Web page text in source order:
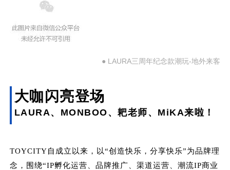
● LAURA三周年纪念款潮玩-地外来客
大咖闪亮登场
LAURA、MONBOO、耙老师、MiKA来啦！
TOYCITY自成立以来，以“创造快乐，分享快乐”为品牌理
念，围绕“IP孵化运营、品牌推广、渠道运营、潮流IP商业